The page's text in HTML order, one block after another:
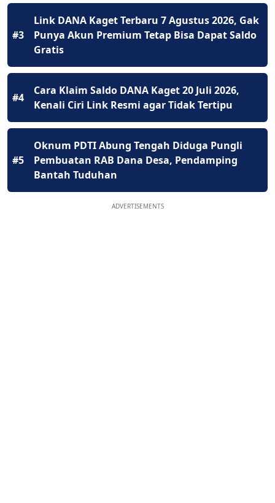
#3
Link DANA Kaget Terbaru 7 Agustus 2026, Gak
Punya Akun Premium Tetap Bisa Dapat Saldo
Gratis
#4
Cara Klaim Saldo DANA Kaget 20 Juli 2026,
Kenali Ciri Link Resmi agar Tidak Tertipu
#5
Oknum PDTI Abung Tengah Diduga Pungli
Pembuatan RAB Dana Desa, Pendamping
Bantah Tuduhan
ADVERTISEMENTS